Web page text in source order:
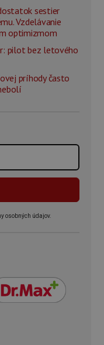
sestier
Vzdelávanie
optimizmom
pilot bez letového
príhody často
osobných údajov.